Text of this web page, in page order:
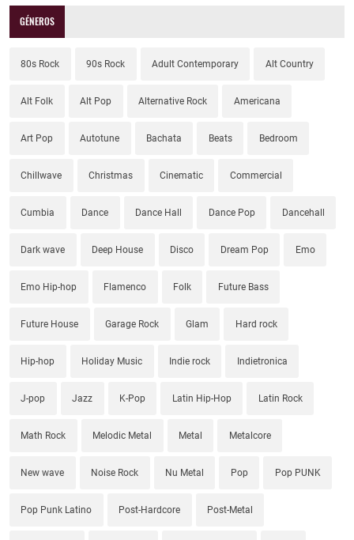
GÉNEROS
80s Rock 90s Rock Adult Contemporary Alt Country
Alt Folk Alt Pop Alternative Rock Americana
Art Pop Autotune Bachata Beats Bedroom
Chillwave Christmas Cinematic Commercial
Cumbia Dance Dance Hall Dance Pop Dancehall
Dark wave Deep House Disco Dream Pop Emo
Emo Hip-hop Flamenco Folk Future Bass
Future House Garage Rock Glam Hard rock
Hip-hop Holiday Music Indie rock Indietronica
J-pop Jazz K-Pop Latin Hip-Hop Latin Rock
Math Rock Melodic Metal Metal Metalcore
New wave Noise Rock Nu Metal Pop Pop PUNK
Pop Punk Latino Post-Hardcore Post-Metal